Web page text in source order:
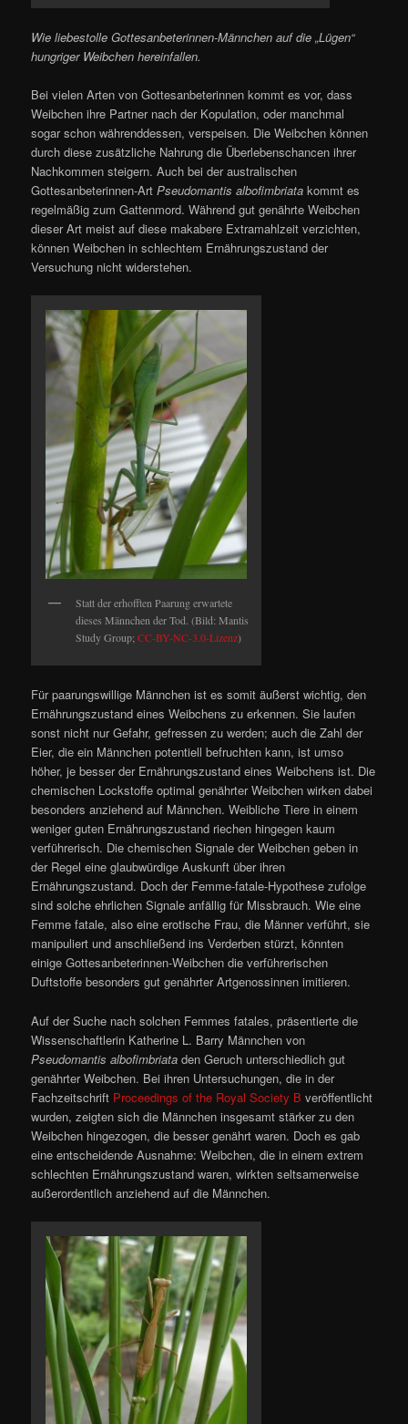
Wie liebestolle Gottesanbeterinnen-Männchen auf die „Lügen“
hungriger Weibchen hereinfallen.
Bei vielen Arten von Gottesanbeterinnen kommt es vor, dass
Weibchen ihre Partner nach der Kopulation, oder manchmal
sogar schon währenddessen, verspeisen. Die Weibchen können
durch diese zusätzliche Nahrung die Überlebenschancen ihrer
Nachkommen steigern. Auch bei der australischen
Gottesanbeterinnen-ArtPseudomantis albofimbriata kommt es
regelmäßig zum Gattenmord. Während gut genährte Weibchen
dieser Art meist auf diese makabere Extramahlzeit verzichten,
können Weibchen in schlechtem Ernährungszustand der
Versuchung nicht widerstehen.
Statt der erhofften Paarung erwartete
dieses Männchen der Tod. (Bild: Mantis
Study Group;CC-BY-NC-3.0-Lizenz)
Für paarungswillige Männchen ist es somit äußerst wichtig, den
Ernährungszustand eines Weibchens zu erkennen. Sie laufen
sonst nicht nur Gefahr, gefressen zu werden; auch die Zahl der
Eier, die ein Männchen potentiell befruchten kann, ist umso
höher, je besser der Ernährungszustand eines Weibchens ist. Die
chemischen Lockstoffe optimal genährter Weibchen wirken dabei
besonders anziehend auf Männchen. Weibliche Tiere in einem
weniger guten Ernährungszustand riechen hingegen kaum
verführerisch. Die chemischen Signale der Weibchen geben in
der Regel eine glaubwürdige Auskunft über ihren
Ernährungszustand. Doch der Femme-fatale-Hypothese zufolge
sind solche ehrlichen Signale anfällig für Missbrauch. Wie eine
Femme fatale, also eine erotische Frau, die Männer verführt, sie
manipuliert und anschließend ins Verderben stürzt, könnten
einige Gottesanbeterinnen-Weibchen die verführerischen
Duftstoffe besonders gut genährter Artgenossinnen imitieren.
Auf der Suche nach solchen Femmes fatales, präsentierte die
Wissenschaftlerin Katherine L. Barry Männchen von
Pseudomantis albofimbriata den Geruch unterschiedlich gut
genährter Weibchen. Bei ihren Untersuchungen, die in der
Fachzeitschrift Proceedings of the Royal Society B veröffentlicht
wurden, zeigten sich die Männchen insgesamt stärker zu den
Weibchen hingezogen, die besser genährt waren. Doch es gab
eine entscheidende Ausnahme: Weibchen, die in einem extrem
schlechten Ernährungszustand waren, wirkten seltsamerweise
außerordentlich anziehend auf die Männchen.